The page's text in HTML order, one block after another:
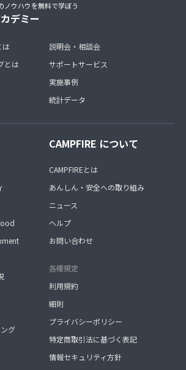
ノウハウを無料で学ぼう
デミー
は
とは
説明会・相談会
サポートサービス
実施事例
統計データ
グ
CAMPFIRE について
CAMPFIREとは
あんしん・安全への取り組み
ニュース
ヘルプ
お問い合わせ
各種規定
利用規約
細則
プライバシーポリシー
特定商取引法に基づく表記
情報セキュリティ方針